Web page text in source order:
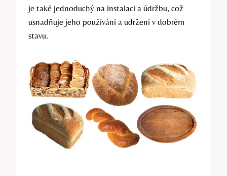
je také jednoduchý ⁢na instalaci a údržbu, což
usnadňuje jeho používání a udržení⁤ v dobrém
stavu.